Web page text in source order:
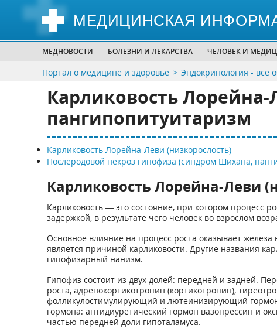
МЕДИЦИНСКАЯ
МЕДНОВОСТИ БОЛЕЗНИ И ЛЕКАРСТВА ЧЕЛОВЕК И
Портал о медицине и здоровье Эндокринология - все
Карликовость
пангипопитуитаризм
Карликовость Лорейна-Леви (низкорослость)
Послеродовой некроз гипофиза (синдром Шихана,
Карликовость Лорейна-Леви
Карликовость — это состояние, при котором процесс
задержкой, в результате чего человек во взрослом
Основное влияние на процесс роста оказывает железа
является причиной карликовости. Другие названия
гипофизарный нанизм.
Гипофиз состоит из двух долей: передней и задней.
роста, адренокортикотропин (кортикотропин),
фолликулостимулирующий и лютеинизирующий
гормона: антидиуретический гормон вазопрессин и
частью передней доли гипоталамуса.